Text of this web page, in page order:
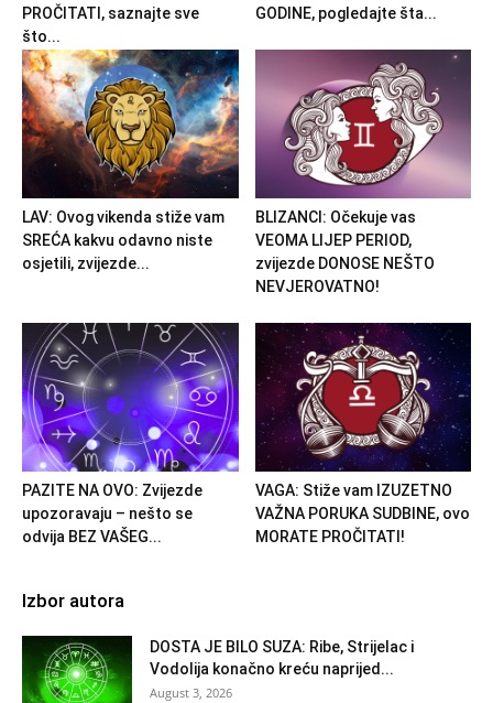
PROČITATI, saznajte sve
što...
GODINE, pogledajte šta...
LAV: Ovog vikenda stiže vam
SREĆA kakvu odavno niste
osjetili, zvijezde...
BLIZANCI: Očekuje vas
VEOMA LIJEP PERIOD,
zvijezde DONOSE NEŠTO
NEVJEROVATNO!
PAZITE NA OVO: Zvijezde
upozoravaju – nešto se
odvija BEZ VAŠEG...
VAGA: Stiže vam IZUZETNO
VAŽNA PORUKA SUDBINE, ovo
MORATE PROČITATI!
Izbor autora
DOSTA JE BILO SUZA: Ribe, Strijelac i
Vodolija konačno kreću naprijed...
August 3, 2026